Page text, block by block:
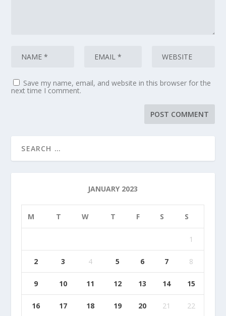
Save my name, email, and website in this browser for the
next time I comment.
JANUARY 2023
M T W T F S S
1
2 3 4 5 6 7 8
9 10 11 12 13 14 15
16 17 18 19 20 21 22